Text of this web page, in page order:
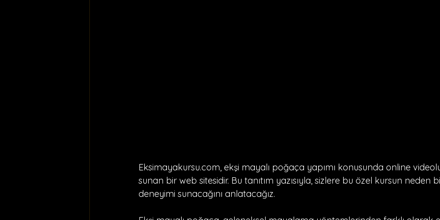
Eksimayakursu.com, ekşi mayalı poğaça yapımı konusunda online
sunan bir web sitesidir. Bu tanıtım yazısıyla, sizlere bu özel kursun neden
deneyimi sunacağını anlatacağız.